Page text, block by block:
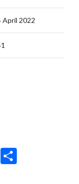
April 2022
Print